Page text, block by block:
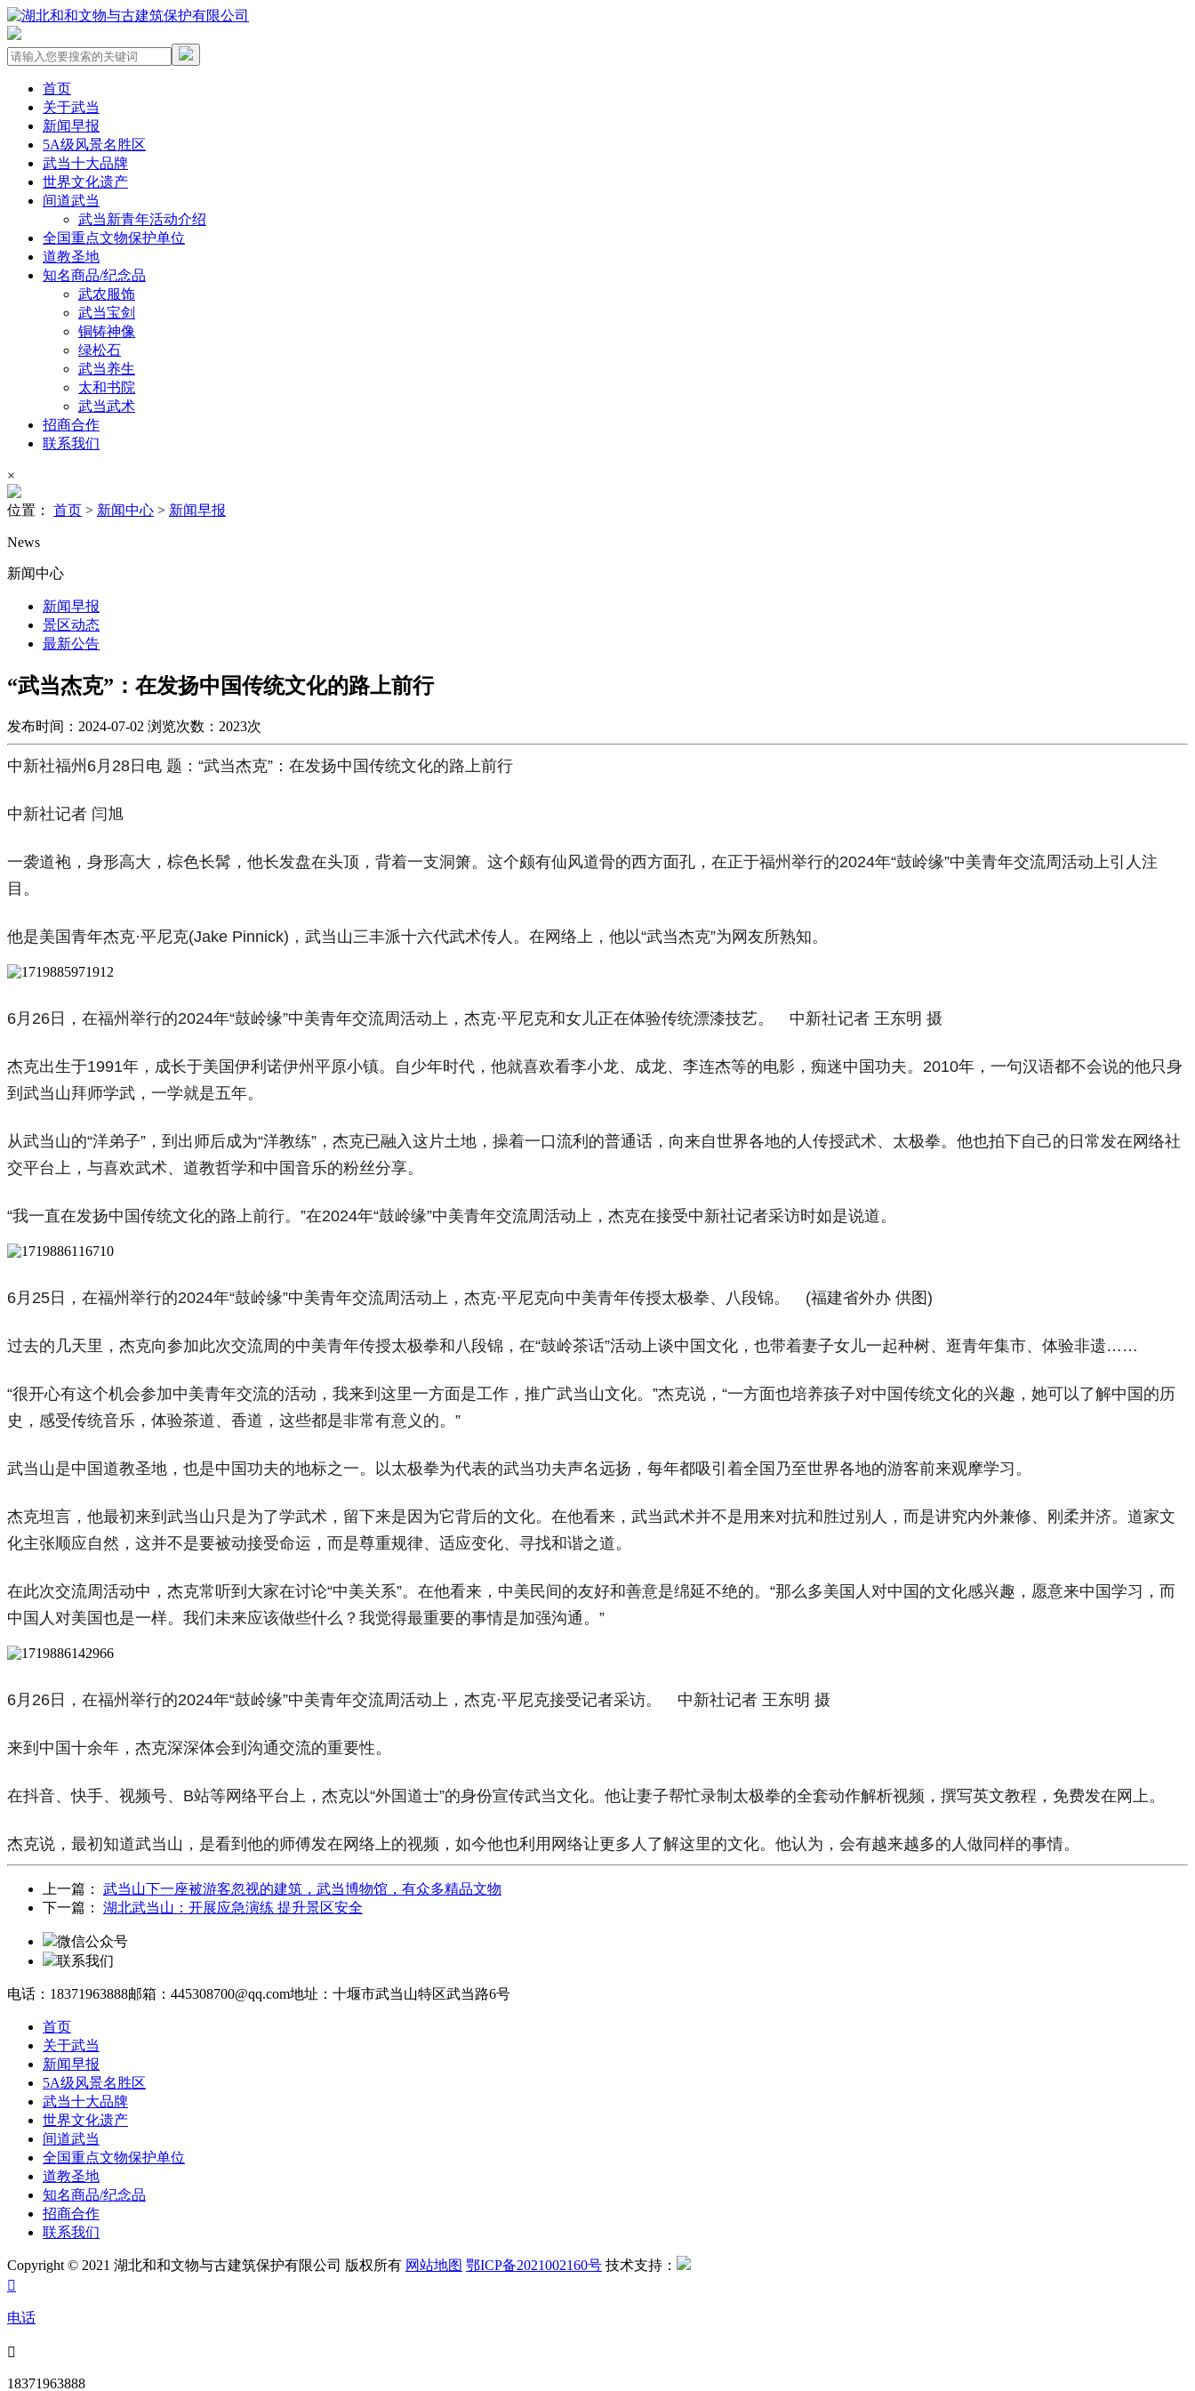
首页
关于武当
新闻早报
5A级风景名胜区
武当十大品牌
世界文化遗产
间道武当
武当新青年活动介绍
全国重点文物保护单位
道教圣地
知名商品/纪念品
武农服饰
武当宝剑
铜铸神像
绿松石
武当养生
太和书院
武当武术
招商合作
联系我们
×
位置： 首页 > 新闻中心 > 新闻早报
News
新闻中心
新闻早报
景区动态
最新公告
“武当杰克”：在发扬中国传统文化的路上前行
发布时间：2024-07-02 浏览次数：2023次
中新社福州6月28日电 题：“武当杰克”：在发扬中国传统文化的路上前行
中新社记者 闫旭
一袭道袍，身形高大，棕色长髯，他长发盘在头顶，背着一支洞箫。这个颇有仙风道骨的西方面孔，在正于福州举行的2024年“鼓岭缘”中美青年交流周活动上引人注
目。
他是美国青年杰克·平尼克(Jake Pinnick)，武当山三丰派十六代武术传人。在网络上，他以“武当杰克”为网友所熟知。
6月26日，在福州举行的2024年“鼓岭缘”中美青年交流周活动上，杰克·平尼克和女儿正在体验传统漂漆技艺。 中新社记者 王东明 摄
杰克出生于1991年，成长于美国伊利诺伊州平原小镇。自少年时代，他就喜欢看李小龙、成龙、李连杰等的电影，痴迷中国功夫。2010年，一句汉语都不会说的他只身
到武当山拜师学武，一学就是五年。
从武当山的“洋弟子”，到出师后成为“洋教练”，杰克已融入这片土地，操着一口流利的普通话，向来自世界各地的人传授武术、太极拳。他也拍下自己的日常发在网络社
交平台上，与喜欢武术、道教哲学和中国音乐的粉丝分享。
“我一直在发扬中国传统文化的路上前行。”在2024年“鼓岭缘”中美青年交流周活动上，杰克在接受中新社记者采访时如是说道。
6月25日，在福州举行的2024年“鼓岭缘”中美青年交流周活动上，杰克·平尼克向中美青年传授太极拳、八段锦。 (福建省外办 供图)
过去的几天里，杰克向参加此次交流周的中美青年传授太极拳和八段锦，在“鼓岭茶话”活动上谈中国文化，也带着妻子女儿一起种树、逛青年集市、体验非遗……
“很开心有这个机会参加中美青年交流的活动，我来到这里一方面是工作，推广武当山文化。”杰克说，“一方面也培养孩子对中国传统文化的兴趣，她可以了解中国的历
史，感受传统音乐，体验茶道、香道，这些都是非常有意义的。”
武当山是中国道教圣地，也是中国功夫的地标之一。以太极拳为代表的武当功夫声名远扬，每年都吸引着全国乃至世界各地的游客前来观摩学习。
杰克坦言，他最初来到武当山只是为了学武术，留下来是因为它背后的文化。在他看来，武当武术并不是用来对抗和胜过别人，而是讲究内外兼修、刚柔并济。道家文
化主张顺应自然，这并不是要被动接受命运，而是尊重规律、适应变化、寻找和谐之道。
在此次交流周活动中，杰克常听到大家在讨论“中美关系”。在他看来，中美民间的友好和善意是绵延不绝的。“那么多美国人对中国的文化感兴趣，愿意来中国学习，而
中国人对美国也是一样。我们未来应该做些什么？我觉得最重要的事情是加强沟通。”
6月26日，在福州举行的2024年“鼓岭缘”中美青年交流周活动上，杰克·平尼克接受记者采访。 中新社记者 王东明 摄
来到中国十余年，杰克深深体会到沟通交流的重要性。
在抖音、快手、视频号、B站等网络平台上，杰克以“外国道士”的身份宣传武当文化。他让妻子帮忙录制太极拳的全套动作解析视频，撰写英文教程，免费发在网上。
杰克说，最初知道武当山，是看到他的师傅发在网络上的视频，如今他也利用网络让更多人了解这里的文化。他认为，会有越来越多的人做同样的事情。
上一篇： 武当山下一座被游客忽视的建筑，武当博物馆，有众多精品文物
下一篇： 湖北武当山：开展应急演练 提升景区安全
微信公众号
联系我们
电话：18371963888邮箱：445308700@qq.com地址：十堰市武当山特区武当路6号
首页
关于武当
新闻早报
5A级风景名胜区
武当十大品牌
世界文化遗产
间道武当
全国重点文物保护单位
道教圣地
知名商品/纪念品
招商合作
联系我们
Copyright © 2021 湖北和和文物与古建筑保护有限公司 版权所有 网站地图 鄂ICP备2021002160号 技术支持：

电话

18371963888